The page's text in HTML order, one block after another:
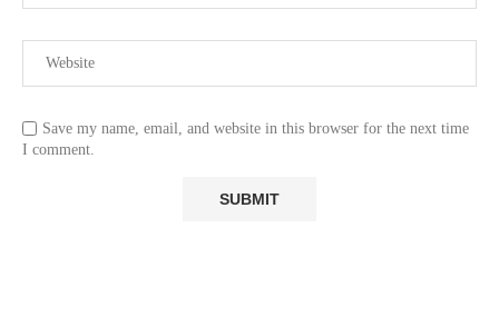
Save my name, email, and website in this browser for the next time
I comment.